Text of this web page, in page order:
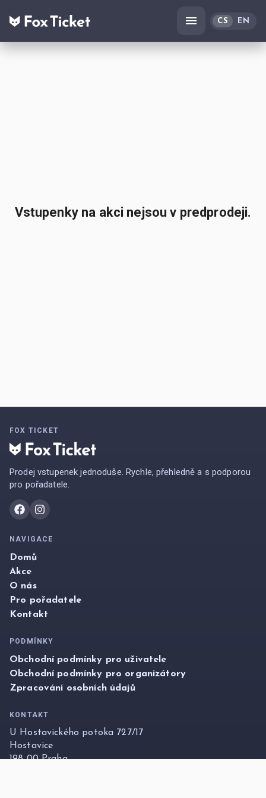
CS EN
Vstupenky na akci nejsou v predprodeji.
FOX TICKET
Prodej vstupenek jednoduše. Rychle, přehledně a s podporou
pro pořadatele.
NAVIGACE
Domů
Akce
O nás
Pro pořadatele
Kontakt
PODMÍNKY
Obchodní podmínky pro uživatele
Obchodní podmínky pro organizátory
Zpracování osobních údajů
KONTAKT
U Hostavického potoka 727/17
Hostavice
198 00 Praha